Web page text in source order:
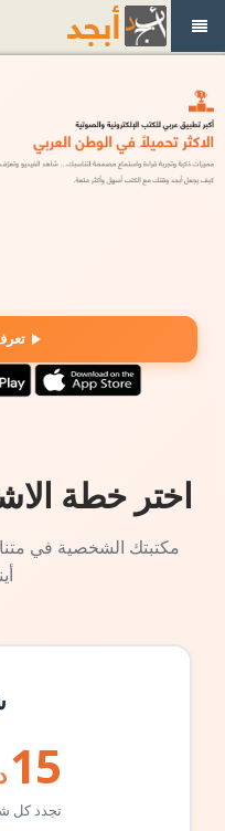
اختر خطة
مكتبتك الشخصية في
15
تجدد كل